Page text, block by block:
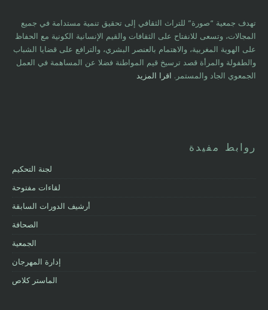
تهدف جمعية “صورة” للتراث الثقافي إلى تحقيق تنمية مستدامة في جميع
المجالات، وتسعى للانفتاح على الثقافات والقيم الإنسانية الكونية مع الحفاظ
على الهوية المغربية، والاهتمام بالعنصر البشري، والترافع على قضايا الشباب
والطفولة والمرأة قصد ترسيخ قيم المواطنة فضلا عن المساهمة في العمل
الجمعوي الجاد والمستمر. اقرا المزيد
روابط مفيدة
لجنة التحكيم
لقاءات مفتوحة
أرشيف الدورات السابقة
الصحافة
الجمعية
إدارة المهرجان
الماستر كلاص